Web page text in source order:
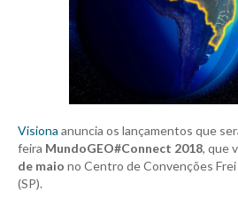
Visiona anuncia os lançamentos que
feira MundoGEO#Connect 2018, que
de maio no Centro de Convenções Frei
(SP).